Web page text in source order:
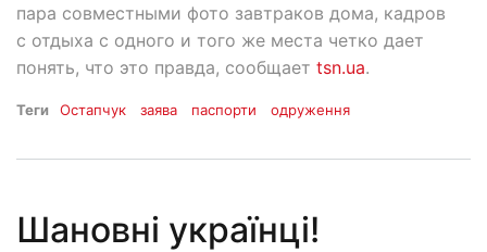
пара совместными фото завтраков дома, кадров
с отдыха с одного и того же места четко дает
понять, что это правда, сообщает tsn.ua.
Теги Остапчук заява паспорти одруження
Шановні українці!